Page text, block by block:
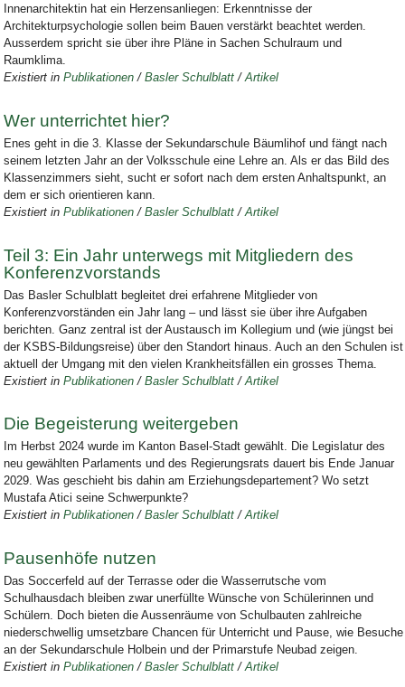
Innenarchitektin hat ein Herzensanliegen: Erkenntnisse der
Architekturpsychologie sollen beim Bauen verstärkt beachtet werden.
Ausserdem spricht sie über ihre Pläne in Sachen Schulraum und
Raumklima.
Existiert in Publikationen /Basler Schulblatt /Artikel
Wer unterrichtet hier?
Enes geht in die 3. Klasse der Sekundarschule Bäumlihof und fängt nach
seinem letzten Jahr an der Volksschule eine Lehre an. Als er das Bild des
Klassenzimmers sieht, sucht er sofort nach dem ersten Anhaltspunkt, an
dem er sich orientieren kann.
Existiert in Publikationen /Basler Schulblatt /Artikel
Teil 3: Ein Jahr unterwegs mit Mitgliedern des
Konferenzvorstands
Das Basler Schulblatt begleitet drei erfahrene Mitglieder von
Konferenzvorständen ein Jahr lang – und lässt sie über ihre Aufgaben
berichten. Ganz zentral ist der Austausch im Kollegium und (wie jüngst bei
der KSBS-Bildungsreise) über den Standort hinaus. Auch an den Schulen ist
aktuell der Umgang mit den vielen Krankheitsfällen ein grosses Thema.
Existiert in Publikationen /Basler Schulblatt /Artikel
Die Begeisterung weitergeben
Im Herbst 2024 wurde im Kanton Basel-Stadt gewählt. Die Legislatur des
neu gewählten Parlaments und des Regierungsrats dauert bis Ende Januar
2029. Was geschieht bis dahin am Erziehungsdepartement? Wo setzt
Mustafa Atici seine Schwerpunkte?
Existiert in Publikationen /Basler Schulblatt /Artikel
Pausenhöfe nutzen
Das Soccerfeld auf der Terrasse oder die Wasserrutsche vom
Schulhausdach bleiben zwar unerfüllte Wünsche von Schülerinnen und
Schülern. Doch bieten die Aussenräume von Schulbauten zahlreiche
niederschwellig umsetzbare Chancen für Unterricht und Pause, wie Besuche
an der Sekundarschule Holbein und der Primarstufe Neubad zeigen.
Existiert in Publikationen /Basler Schulblatt /Artikel